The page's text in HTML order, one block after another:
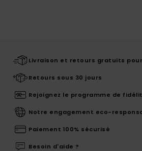
Livraison et retours gratuits
Retours sous 30 jours
Rejoignez le programme de
Notre engagement eco-
Paiement 100% sécurisé
Besoin d'aide ?